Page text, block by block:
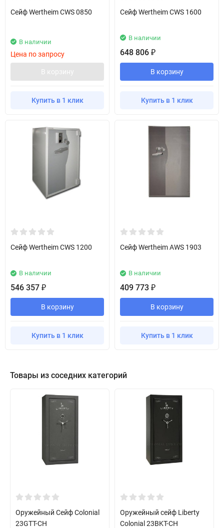
Сейф Wertheim CWS 0850
В наличии
Цена по запросу
В корзину
Купить в 1 клик
Сейф Wertheim CWS 1600
В наличии
648 806 ₽
В корзину
Купить в 1 клик
Сейф Wertheim CWS 1200
В наличии
546 357 ₽
В корзину
Купить в 1 клик
Сейф Wertheim AWS 1903
В наличии
409 773 ₽
В корзину
Купить в 1 клик
Товары из соседних категорий
Оружейный Сейф Colonial
23GTT-CH
Оружейный сейф Liberty
Colonial 23BKT-CH